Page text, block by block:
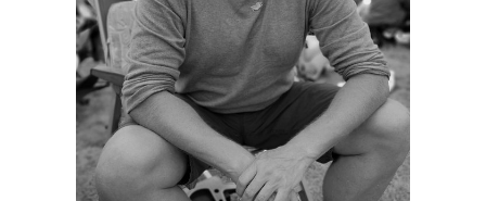
THEMEN
ANGEBOTE